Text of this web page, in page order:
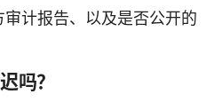
计报告、以及是否公开的
吗？